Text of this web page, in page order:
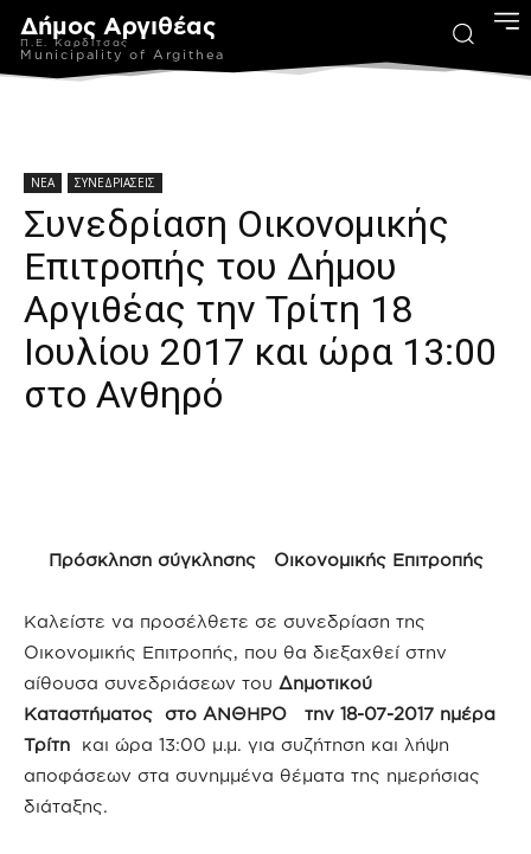
Δήμος Αργιθέας
Π.Ε. Καρδίτσας
Municipality of Argithea
ΝΕΑ ΣΥΝΕΔΡΙΑΣΕΙΣ
Συνεδρίαση Οικονομικής
Επιτροπής του Δήμου
Αργιθέας την Τρίτη 18
Ιουλίου 2017 και ώρα 13:00
στο Ανθηρό
Πρόσκληση σύγκλησης Οικονομικής Επιτροπής
Καλείστε να προσέλθετε σε συνεδρίαση της
Οικονομικής Επιτροπής, που θα διεξαχθεί στην
αίθουσα συνεδριάσεων του Δημοτικού
Καταστήματος στο ΑΝΘΗΡΟ την 18-07-2017 ημέρα
Τρίτη και ώρα 13:00 μ.μ. για συζήτηση και λήψη
αποφάσεων στα συνημμένα θέματα της ημερήσιας
διάταξης.